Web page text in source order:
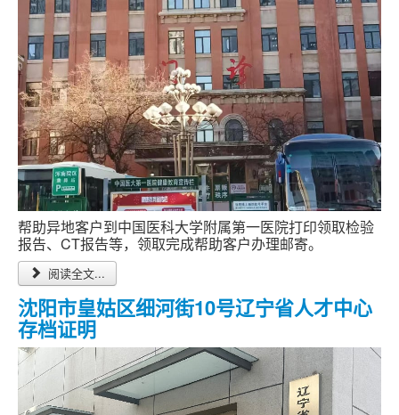
帮助异地客户到中国医科大学附属第一医院打印领取检验
报告、CT报告等，领取完成帮助客户办理邮寄。
阅读全文...
沈阳市皇姑区细河街10号辽宁省人才中心
存档证明